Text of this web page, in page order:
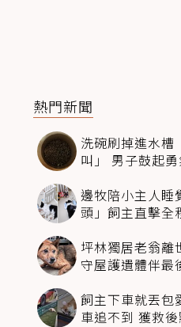
熱門新聞
洗碗刷掉進水槽
叫」 男子鼓起
邊牧陪小主人睡
頭」飼主直擊全
坪林獨居老翁離
守屋護遺體伴最
飼主下車就丟包
車追不到 獲救